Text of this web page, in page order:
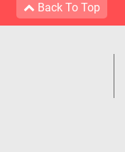
Back To Top